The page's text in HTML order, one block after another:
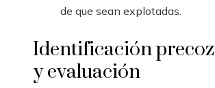
de que sean explotadas.
Identificación precoz
y evaluación